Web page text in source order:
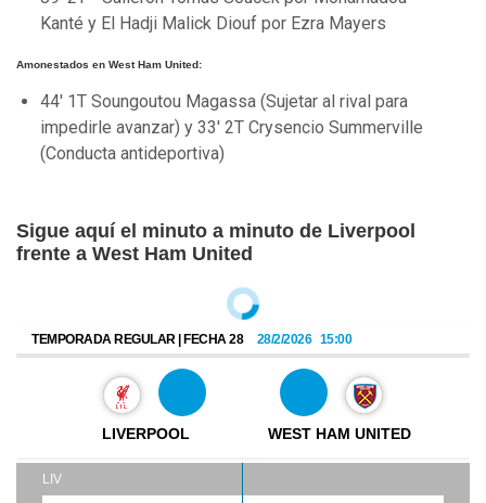
Kanté y El Hadji Malick Diouf por Ezra Mayers
Amonestados en West Ham United:
44' 1T Soungoutou Magassa (Sujetar al rival para
impedirle avanzar) y 33' 2T Crysencio Summerville
(Conducta antideportiva)
Sigue aquí el minuto a minuto de Liverpool
frente a West Ham United